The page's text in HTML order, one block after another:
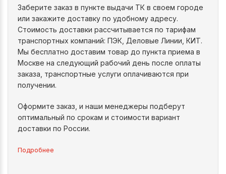
Заберите заказ в пункте выдачи ТК в своем городе
или закажите доставку по удобному адресу.
Стоимость доставки рассчитывается по тарифам
транспортных компаний: ПЭК, Деловые Линии, КИТ.
Мы бесплатно доставим товар до пункта приема в
Москве на следующий рабочий день после оплаты
заказа, транспортные услуги оплачиваются при
получении.
Оформите заказ, и наши менеджеры подберут
оптимальный по срокам и стоимости вариант
доставки по России.
Подробнее